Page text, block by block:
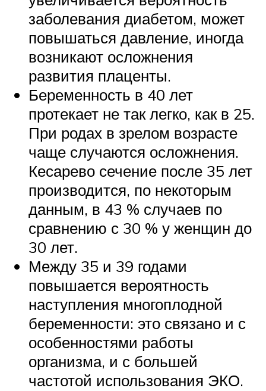
заболевания диабетом, может
повышаться давление, иногда
возникают осложнения
развития плаценты.
Беременность в 40 лет
протекает не так легко, как в 25.
При родах в зрелом возрасте
чаще случаются осложнения.
Кесарево сечение после 35 лет
производится, по некоторым
данным, в 43 % случаев по
сравнению с 30 % у женщин до
30 лет.
Между 35 и 39 годами
повышается вероятность
наступления многоплодной
беременности: это связано и с
особенностями работы
организма, и с большей
частотой использования ЭКО.